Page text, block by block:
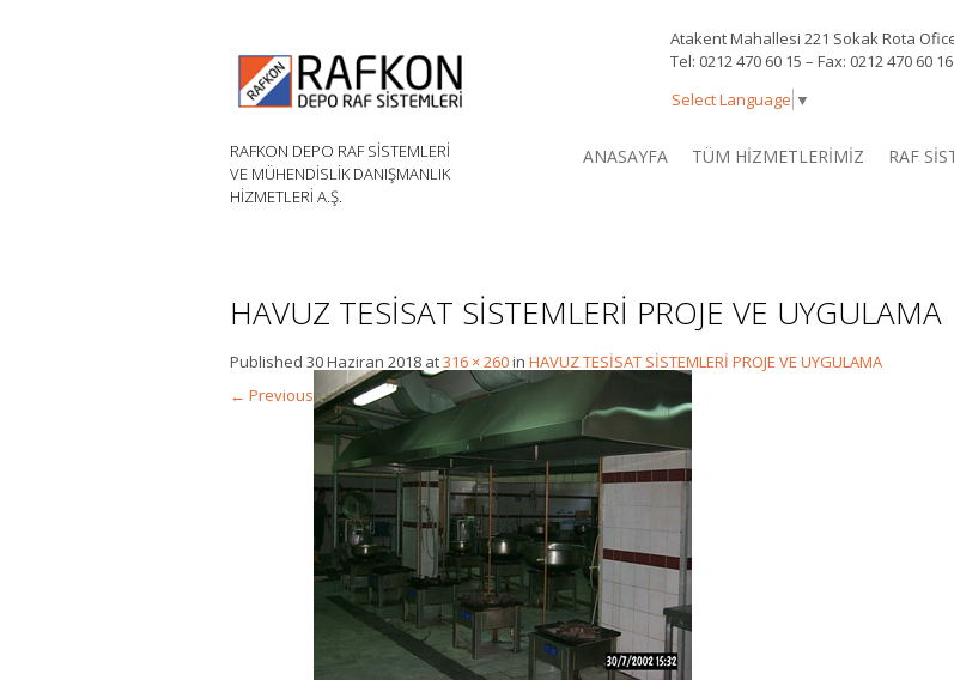
RAFKON DEPO RAF SİSTEMLERİ
VE MÜHENDİSLİK DANIŞMANLIK
HİZMETLERİ A.Ş.
Atakent Mahallesi 221 Sokak Rota
Tel: 0212 470 60 15 – Fax: 0212 470 60
Select Language ▼
ANASAYFA TÜM HİZMETLERİMİZ RAF
HAVUZ TESİSAT SİSTEMLERİ PROJE VE UYGULAMA
Published 30 Haziran 2018 at316 × 260in HAVUZ TESİSAT SİSTEMLERİ PROJE VE UYGULAMA
← Previous